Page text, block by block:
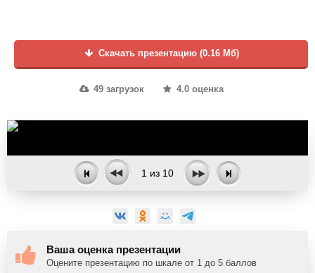
Скачать презентацию (0.16 Мб)
49 загрузок 4.0 оценка
1 из 10
Ваша оценка презентации
Оцените презентацию по шкале от 1 до 5 баллов